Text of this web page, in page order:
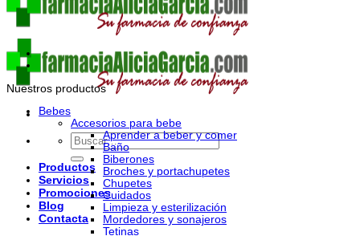
Buscar
por:
Productos
Servicios
Promociones
Blog
Contacta
Nuestros productos
Bebes
Accesorios para bebe
Aprender a beber y comer
Baño
Biberones
Broches y portachupetes
Chupetes
Cuidados
Limpieza y esterilización
Mordedores y sonajeros
Tetinas